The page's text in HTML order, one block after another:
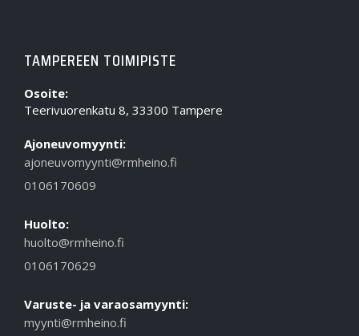
TAMPEREEN TOIMIPISTE
Osoite:
Teerivuorenkatu 8, 33300 Tampere
Ajoneuvomyynti:
ajoneuvomyynti@rmheino.fi
0106170609
Huolto:
huolto@rmheino.fi
0106170629
Varuste- ja varaosamyynti:
myynti@rmheino.fi